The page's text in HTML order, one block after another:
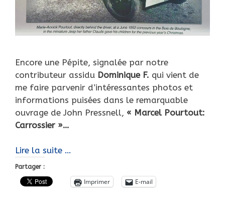
Encore une Pépite, signalée par notre
contributeur assidu Dominique F. qui vient de
me faire parvenir d’intéressantes photos et
informations puisées dans le remarquable
ouvrage de John Pressnell, « Marcel Pourtout:
Carrossier »…
Lire la suite …
à
pédales
Partager :
Imprimer E-mail